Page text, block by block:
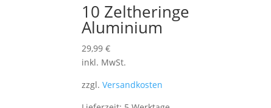
10 Zeltheringe
Aluminium
29,99€
inkl. MwSt.
zzgl.Versandkosten